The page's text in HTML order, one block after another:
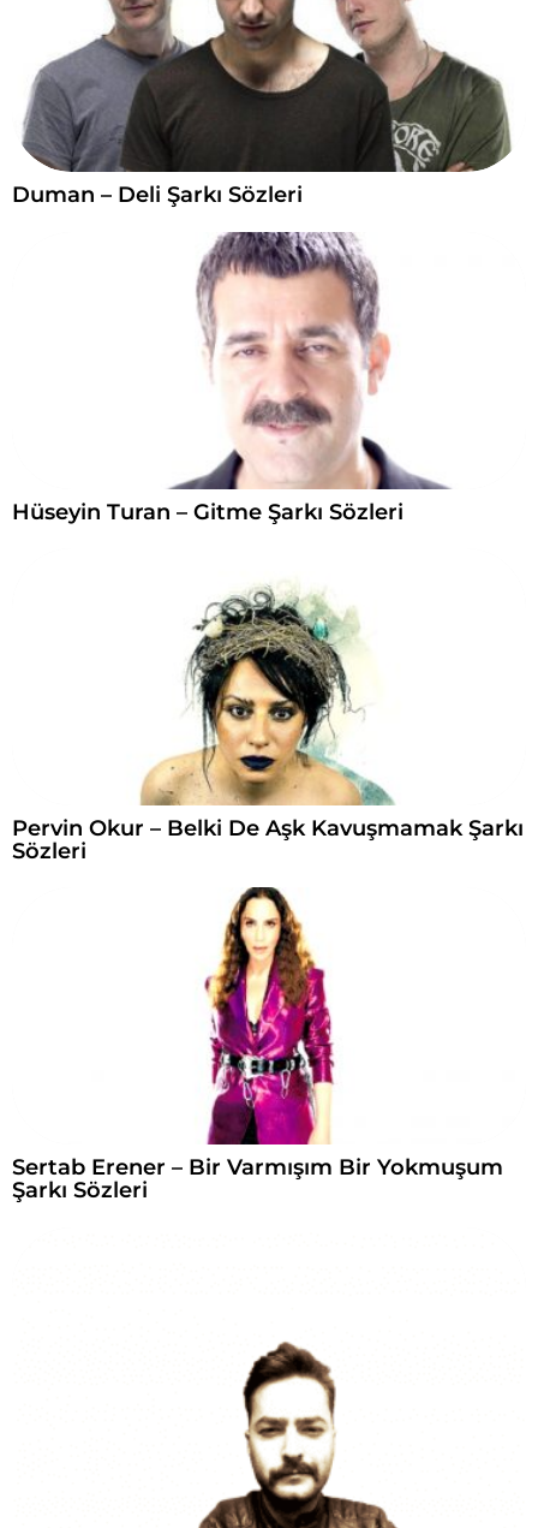
Duman – Deli Şarkı Sözleri
Hüseyin Turan – Gitme Şarkı Sözleri
Pervin Okur – Belki De Aşk Kavuşmamak Şarkı
Sözleri
Sertab Erener – Bir Varmışım Bir Yokmuşum
Şarkı Sözleri